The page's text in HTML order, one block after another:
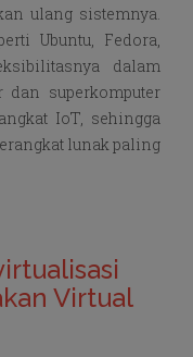
ulang sistemnya.
Ubuntu, Fedora,
dalam
dan superkomputer
IoT, sehingga
lunak paling
Virtual